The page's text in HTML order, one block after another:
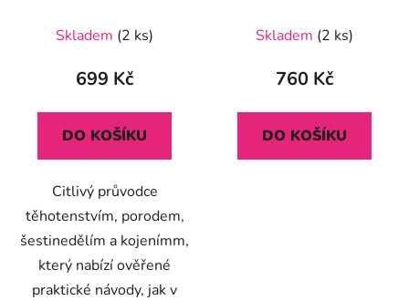
Skladem (2 ks)
699 Kč
DO KOŠÍKU
Citlivý průvodce
těhotenstvím, porodem,
šestinedělím a kojenímm,
který nabízí ověřené
praktické návody, jak v
Skladem (2 ks)
760 Kč
DO KOŠÍKU